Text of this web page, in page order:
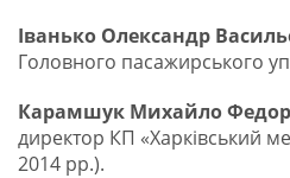
Іванько Олександр
Головного пасажирського
Карамшук Михайло
директор КП «Харківський
2014 рр.).